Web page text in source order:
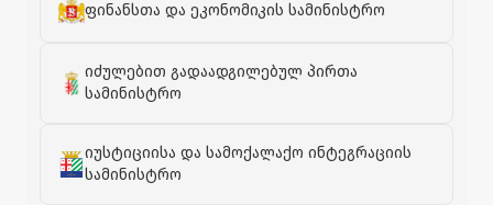
ფინანსთა და ეკონომიკის სამინისტრო
იძულებით გადაადგილებულ პირთა
სამინისტრო
იუსტიციისა და სამოქალაქო ინტეგრაციის
სამინისტრო